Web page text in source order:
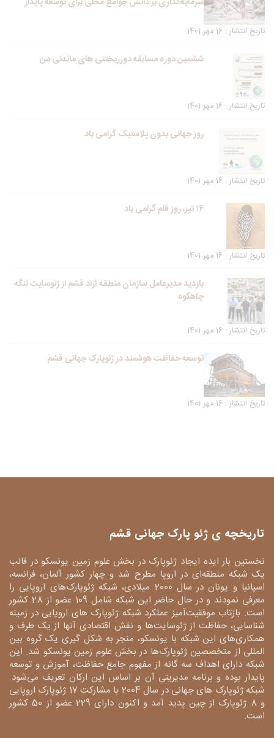
تاریخ انتشار : 16 مهر 1401
ششمین دوره مسابقه دورریختنی های ماندنی من
تاریخ انتشار : 16 مهر 1401
روز جهانی بدون پلاستیک گرامی باد
تاریخ انتشار : 16 مهر 1401
۱۴ تیر، روز قلم گرامی باد
تاریخ انتشار : 16 مهر 1401
بازدید مدیرعامل سازمان منطقه آزاد قشم از ژئوسایت تنگه
چاهکوه
تاریخ انتشار : 16 مهر 1401
توسعه حفاظت هوشمند در ژئوپارک جهانی قشم
تاریخ انتشار : 16 مهر 1401
تاریخچه ی ژئو پارک جهانی قشم
نخستین بار ایده ایجاد ژئوپارک در بخش علوم زمین یونسکو در قالب
یک شبکه منطقه‌ای در اروپا مطرح شد و چهار کشور آلمان، فرانسه،
اسپانیا و یونان در سال 2000 میلادی، شبکه ژئوپارک‌های اروپایی را
معرفی نمودند و در حال حاضر این شبکه شامل 109 عضو از 28 کشور
است. بازتاب موفقیت‌آمیز عملکرد شبکه ژئوپارک های اروپایی در زمینه
شناسایی، حفاظت از ژئوسایت‌ها و نقش اقتصادی آنها از یک طرف و
همکاری‌های این شبکه با یونسکو، منجر به شکل گیری یک گروه بین
المللی از متخصصین ژئوپارک‌ها در بخش علوم زمین یونسکو شد. این
شبکه دارای اهداف سه گانه از مفهوم جامع حفاظت، آموزش و توسعه
پایدار بوده و برنامه مدیریتی آن بر اساس این ارکان تعریف می‌شود.
شبکه ژئوپارک های جهانی در سال 2004 با مشارکت 17 ژئوپارک اروپایی
و 8 ژئوپارک از چین پدید آمد و اکنون دارای 229 عضو از 50 کشور
است.